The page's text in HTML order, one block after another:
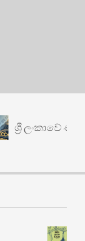
ශ්‍රී ලංකාවේ ණය